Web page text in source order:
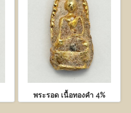
พระรอด เนื้อทองคำ 4%